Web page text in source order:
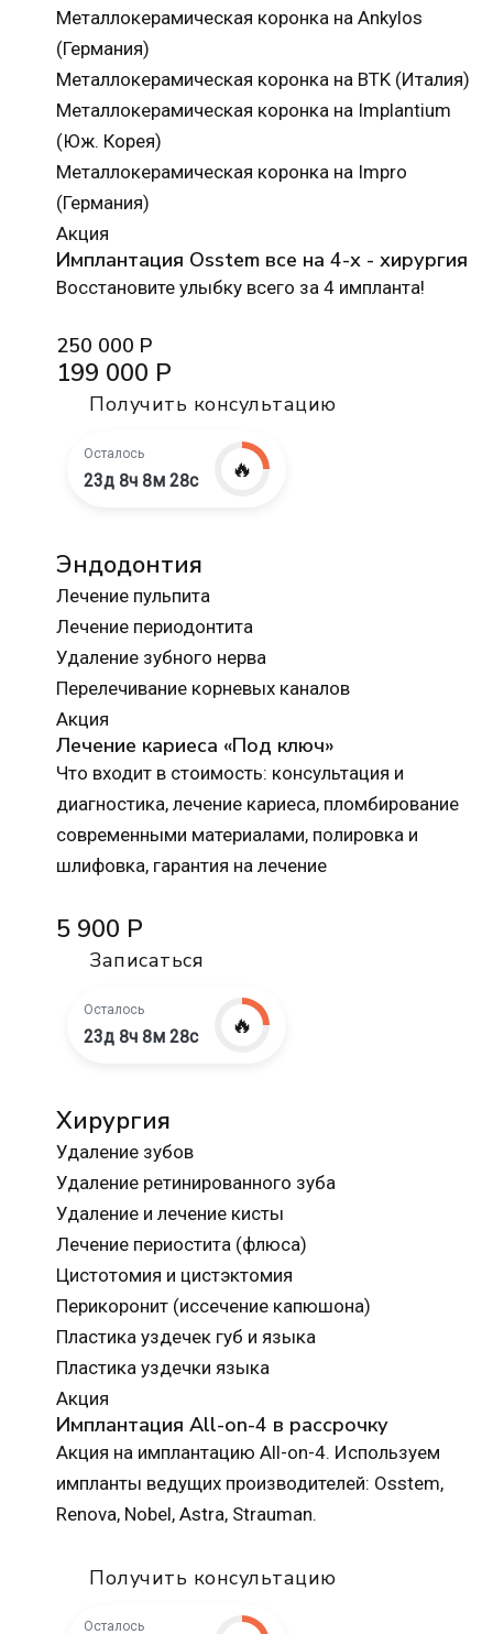
Металлокерамическая коронка на Ankylos
(Германия)
Металлокерамическая коронка на BTK (Италия)
Металлокерамическая коронка на Implantium
(Юж. Корея)
Металлокерамическая коронка на Impro
(Германия)
Акция
Имплантация Osstem все на 4-х - хирургия
Восстановите улыбку всего за 4 импланта!
250 000 Р
199 000 Р
Получить консультацию
Осталось
23д 8ч 8м 27с 🔥
Эндодонтия
Лечение пульпита
Лечение периодонтита
Удаление зубного нерва
Перелечивание корневых каналов
Акция
Лечение кариеса «Под ключ»
Что входит в стоимость: консультация и
диагностика, лечение кариеса, пломбирование
современными материалами, полировка и
шлифовка, гарантия на лечение
5 900 Р
Записаться
Осталось
23д 8ч 8м 27с 🔥
Хирургия
Удаление зубов
Удаление ретинированного зуба
Удаление и лечение кисты
Лечение периостита (флюса)
Цистотомия и цистэктомия
Перикоронит (иссечение капюшона)
Пластика уздечек губ и языка
Пластика уздечки языка
Акция
Имплантация All-on-4 в рассрочку
Акция на имплантацию All-on-4. Используем
импланты ведущих производителей: Osstem,
Renova, Nobel, Astra, Strauman.
Получить консультацию
Осталось